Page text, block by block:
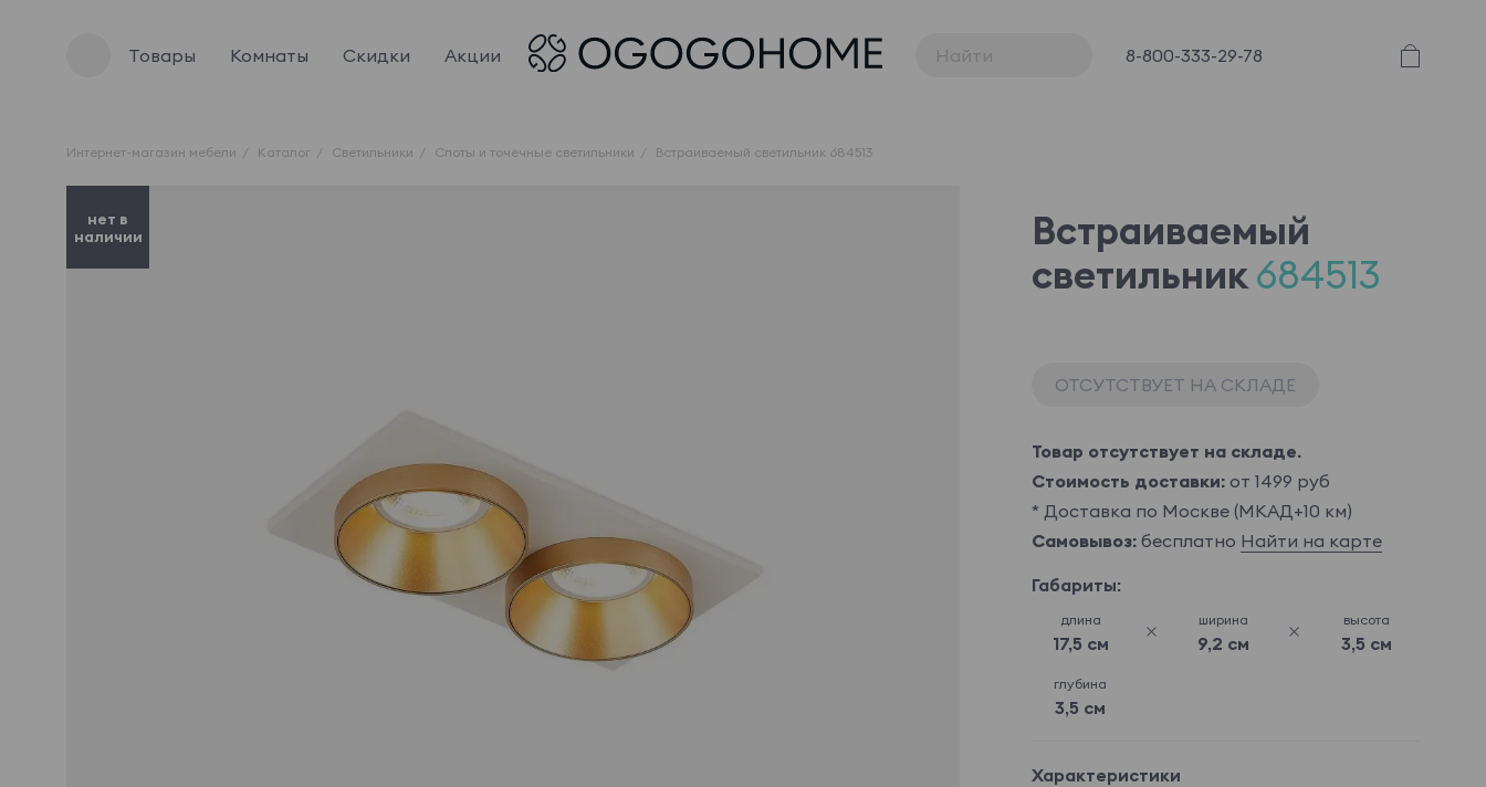
Товары Комнаты Скидки Акции 8-800-333-29-78
Интернет-магазин мебели Каталог Светильники Споты и точечные светильники Встраиваемый светильник 684513
нет в
наличии
Встраиваемый
светильник684513
ОТСУТСТВУЕТ НА СКЛАДЕ
Товар отсутствует на складе.
Стоимость доставки:от 1499 руб
* Доставка по Москве (МКАД+10 км)
Самовывоз:бесплатно Найти на карте
Габариты:
длина
17,5 см
ширина
9,2 см
высота
3,5 см
глубина
3,5 см
Характеристики